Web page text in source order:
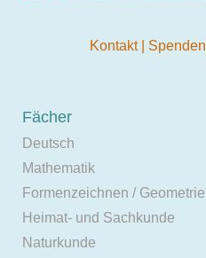
Kontakt Spenden
Fächer
Deutsch
Mathematik
Formenzeichnen / Geometrie
Heimat- und Sachkunde
Naturkunde